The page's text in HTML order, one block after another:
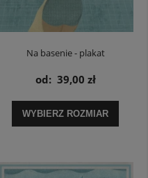
Na basenie - plakat
od: 39,00 zł
WYBIERZ ROZMIAR